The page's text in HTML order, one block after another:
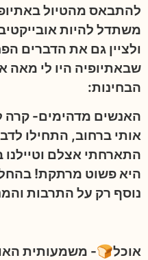
להתבאס מהטיול
משתדל להיות
ולציין גם את הדברים
שבאתיופיה היו לי מאה
הבחינות:
האנשים מדהימים- קרה
אותי ברחוב, התחילו
התארחתי אצלם
היא פשוט מרתקת!
נוסף רק על התרבות
אוכל🍞- משמעותית